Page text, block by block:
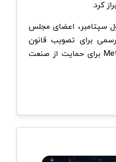
کرد.
سپتامبر، اعضای مجلس
برای تصویب قانون
ارتقای صنعت Metaverse برای حمایت از صنعت